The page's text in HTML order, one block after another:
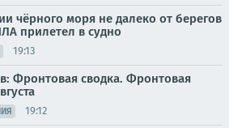
чёрного моря не далеко от берегов
прилетел в судно
19:13
Фронтовая сводка. Фронтовая
19:12